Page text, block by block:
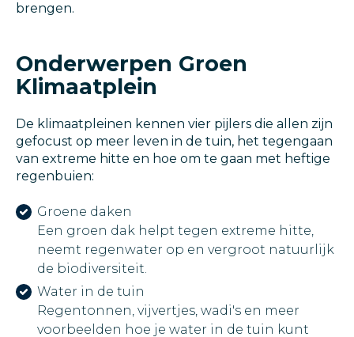
brengen.
Onderwerpen Groen
Klimaatplein
De klimaatpleinen kennen vier pijlers die allen zijn
gefocust op meer leven in de tuin, het tegengaan
van extreme hitte en hoe om te gaan met heftige
regenbuien:
Groene daken
Een groen dak helpt tegen extreme hitte,
neemt regenwater op en vergroot natuurlijk
de biodiversiteit.
Water in de tuin
Regentonnen, vijvertjes, wadi's en meer
voorbeelden hoe je water in de tuin kunt